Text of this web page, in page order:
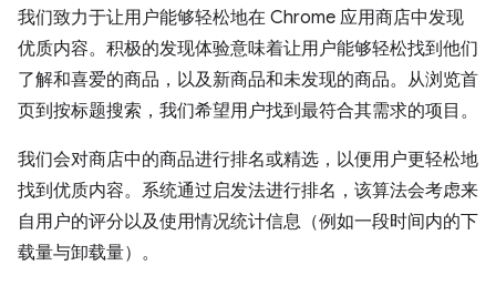
我们致力于让用户能够轻松地在 Chrome 应用商店中发现
优质内容。积极的发现体验意味着让用户能够轻松找到他们
了解和喜爱的商品，以及新商品和未发现的商品。从浏览首
页到按标题搜索，我们希望用户找到最符合其需求的项目。
我们会对商店中的商品进行排名或精选，以便用户更轻松地
找到优质内容。系统通过启发法进行排名，该算法会考虑来
自用户的评分以及使用情况统计信息（例如一段时间内的下
载量与卸载量）。